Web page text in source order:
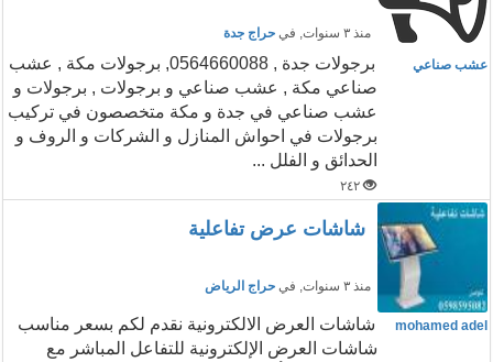
منذ ٣ سنوات , في حراج جدة
عشب صناعي
برجولات جدة , 0564660088, برجولات مكة , عشب
صناعي مكة , عشب صناعي و برجولات , برجولات و
عشب صناعي في جدة و مكة متخصصون في تركيب
برجولات في احواش المنازل و الشركات و الروف و
الحدائق و الفلل ...
٢٤٢
شاشات عرض تفاعلية
منذ ٣ سنوات , في حراج الرياض
mohamed adel
شاشات العرض الالكترونية نقدم لكم بسعر مناسب
شاشات العرض الإلكترونية للتفاعل المباشر مع